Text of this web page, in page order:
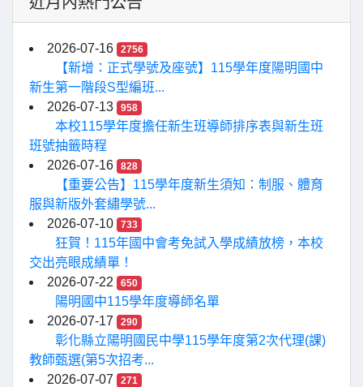
2026-07-16 2756
【新增：正式學號及座號】115學年度陽明國中
新生第一階段S型編班...
2026-07-13
958
本校115學年度擔任新生班導師排序表與新生班
班號抽籤時程
2026-07-16
828
【重要公告】115學年度新生須知：制服、體育
服與新版外套繡學號...
2026-07-10
733
狂賀！115年國中會考免試入學成績放榜，本校
交出亮眼成績單！
2026-07-22
650
陽明國中115學年度導師名單
2026-07-17
290
彰化縣立陽明國民中學115學年度第2次代理(課)
教師甄選(第5次招考...
2026-07-07
271